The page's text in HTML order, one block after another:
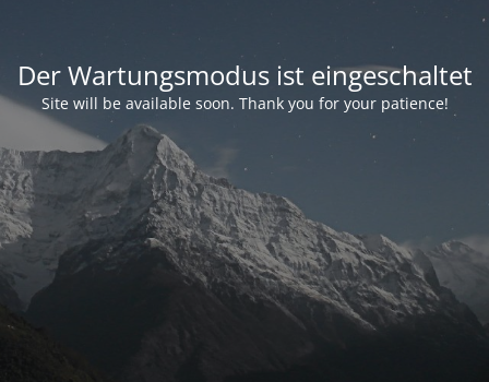
Der Wartungsmodus ist eingeschaltet
Site will be available soon. Thank you for your patience!